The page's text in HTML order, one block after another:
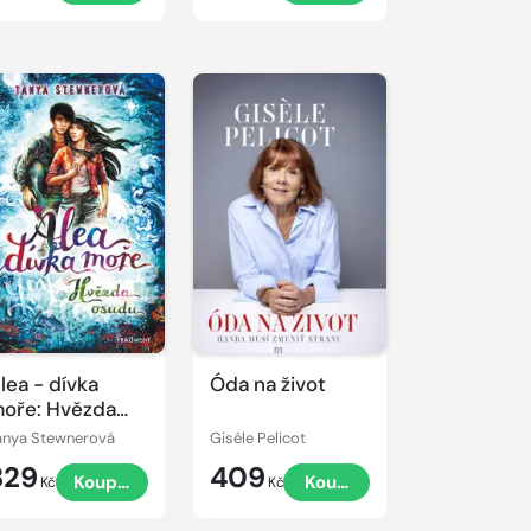
- dívka
Hvězda
Stewnerová
Kč Koupit
Óda na život
Giséle Pelicot
409 Kč Koupit